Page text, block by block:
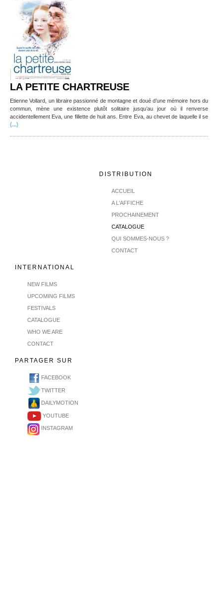
LA PETITE CHARTREUSE
Etienne Vollard, un libraire passionné de montagne et doué d’une mémoire hors du
commun, mène une existence plutôt solitaire jusqu’au jour où il renverse
accidentellement Eva, une fillette de huit ans. Entre Eva, au chevet de laquelle il se
(...)
DISTRIBUTION
ACCUEIL
A L'AFFICHE
PROCHAINEMENT
CATALOGUE
QUI SOMMES-NOUS ?
CONTACT
INTERNATIONAL
NEW FILMS
UPCOMING FILMS
FESTIVALS
CATALOGUE
WHO WE ARE
CONTACT
PARTAGER SUR
FACEBOOK
TWITTER
DAILYMOTION
YOUTUBE
INSTAGRAM